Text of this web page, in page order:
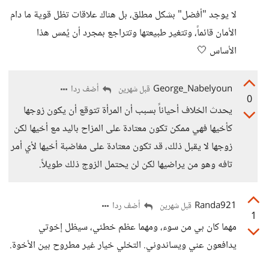
لا يوجد "أفضل" بشكل مطلق، بل هناك علاقات تظل قوية ما دام
الأمان قائماً، وتتغير طبيعتها وتتراجع بمجرد أن يُمس هذا
الأساس 🤍
0
George_Nabelyoun قبل شهرين أضف ردا
يحدث الخلاف أحياناً بسبب أن المرأة تتوقع أن يكون زوجها
كأخيها فهي ممكن تكون معتادة على المزاح باليد مع أخيها لكن
زوجها لا يقبل ذلك، قد تكون معتادة على مغاضبة أخيها لأي أمر
تافه وهو من يراضيها لكن لن يحتمل الزوج ذلك طويلاً.
1
Randa921 قبل شهرين أضف ردا
مهما كان بي من سوء، ومهما عظم خطئي، سيظل إخوتي
يدافعون عني ويساندوني. التخلي خيار غير مطروح بين الأخوة.